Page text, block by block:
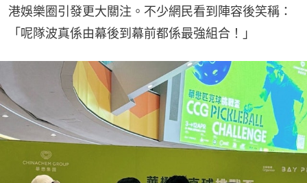
港娛樂圈引發更大關注。不少網民看到陣容後笑稱：
「呢隊波真係由幕後到幕前都係最強組合！」